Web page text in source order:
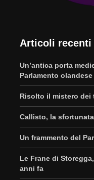
Articoli recenti
Un’antica porta
Parlamento olandese
Risolto il mistero dei
Callisto, la
Un frammento del
Le Frane di
anni fa